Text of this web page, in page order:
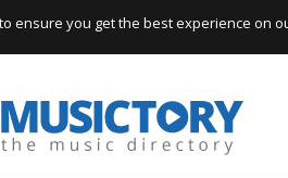
ensure you get the best experience on